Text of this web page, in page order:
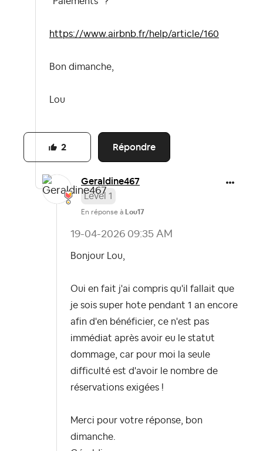
https://www.airbnb.fr/help/article/160
Bon dimanche,
Lou
Répondre
2
Geraldine467
Level 1
En réponse à Lou17
‎19-04-2026 09:35 AM
Bonjour Lou,
Oui en fait j'ai compris qu'il fallait que
je sois super hote pendant 1 an encore
afin d'en bénéficier, ce n'est pas
immédiat après avoir eu le statut
dommage, car pour moi la seule
difficulté est d'avoir le nombre de
réservations exigées !
Merci pour votre réponse, bon
dimanche.